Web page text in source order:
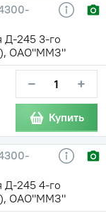
Д-245 3-го
ОАО"ММЗ"
− +
Купить
Д-245 4-го
ОАО"ММЗ"